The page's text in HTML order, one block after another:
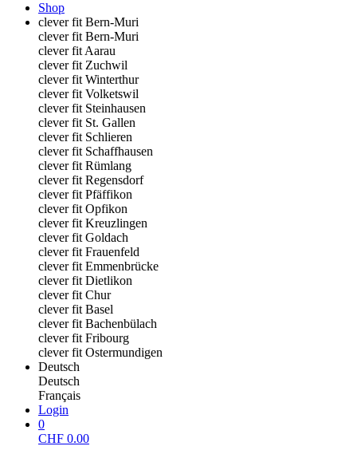
Shop
clever fit Bern-Muri
clever fit Bern-Muri
clever fit Aarau
clever fit Zuchwil
clever fit Winterthur
clever fit Volketswil
clever fit Steinhausen
clever fit St. Gallen
clever fit Schlieren
clever fit Schaffhausen
clever fit Rümlang
clever fit Regensdorf
clever fit Pfäffikon
clever fit Opfikon
clever fit Kreuzlingen
clever fit Goldach
clever fit Frauenfeld
clever fit Emmenbrücke
clever fit Dietlikon
clever fit Chur
clever fit Basel
clever fit Bachenbülach
clever fit Fribourg
clever fit Ostermundigen
Deutsch
Deutsch
Français
Login
0
CHF 0.00